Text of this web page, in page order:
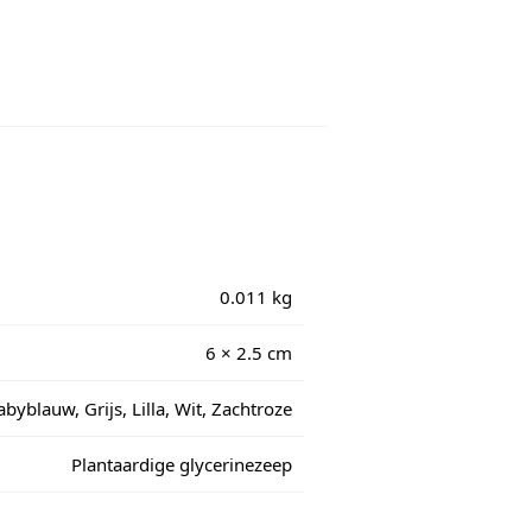
0.011 kg
6 × 2.5 cm
Grijs, Lilla, Wit, Zachtroze
Plantaardige glycerinezeep